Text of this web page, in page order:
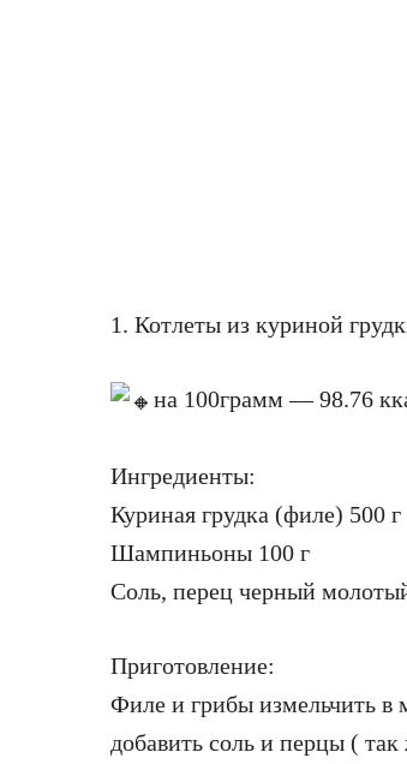
1. Котлеты из куриной
на 100грамм — 98.76
Ингредиенты:
Куриная грудка (филе) 500 г
Шампиньоны 100 г
Соль, перец черный
Приготовление:
Филе и грибы измельчить в
добавить соль и перцы (